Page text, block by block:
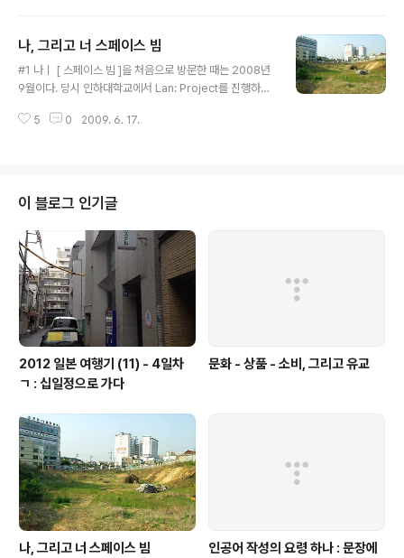
나, 그리고 너 스페이스 빔
#1 나ㅣ [ 스페이스 빔 ]을 처음으로 방문한 때는 2008년
9월이다. 당시 인하대학교에서 Lan: Project를 진행하면
구인지는 지금은 기억나지 않으나, 하여튼 누군가가 나에
라면 배다리 헌책방 거리 근처일테니하고 생각하면서. 그
렇게 도착한 스페이스 빔의 첫 모습은 "이게 뭐지?" 였다.
물론 미술 공방 같아 보이기도 했고, 앞에 철제 로봇(?)도
있고 해서 미술공간이긴 하겠구나 했지만 기존에 내가 생
각했던 것과는 같아보이지는 않았다. 1층은 사람들에게 Ey
ecatc..
5 0 2009. 6. 17.
이 블로그 인기글
2012 일본 여행기 (11) - 4일차
ㄱ : 십일정으로 가다
문화 - 상품 - 소비, 그리고 유교
나, 그리고 너 스페이스 빔
인공어 작성의 요령 하나 : 문장에